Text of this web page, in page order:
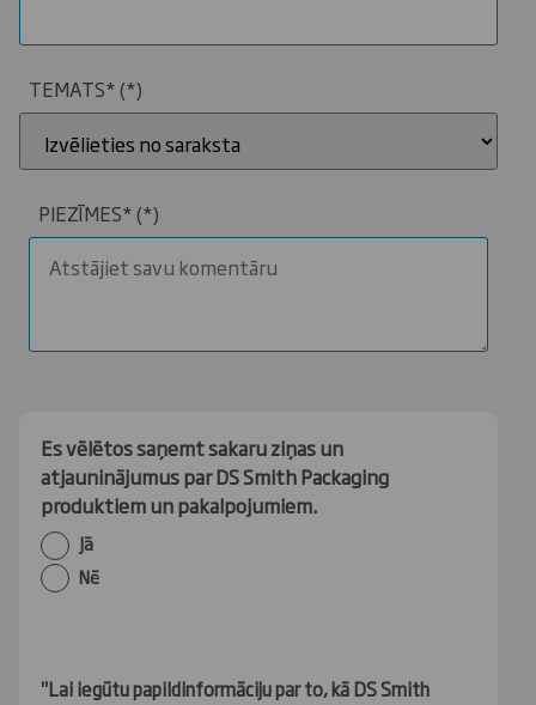
TEMATS*
PIEZĪMES*
Es vēlētos saņemt sakaru ziņas un
atjauninājumus par DS Smith Packaging
produktiem un pakalpojumiem.
Jā
Nē
"Lai iegūtu papildinformāciju par to, kā DS Smith